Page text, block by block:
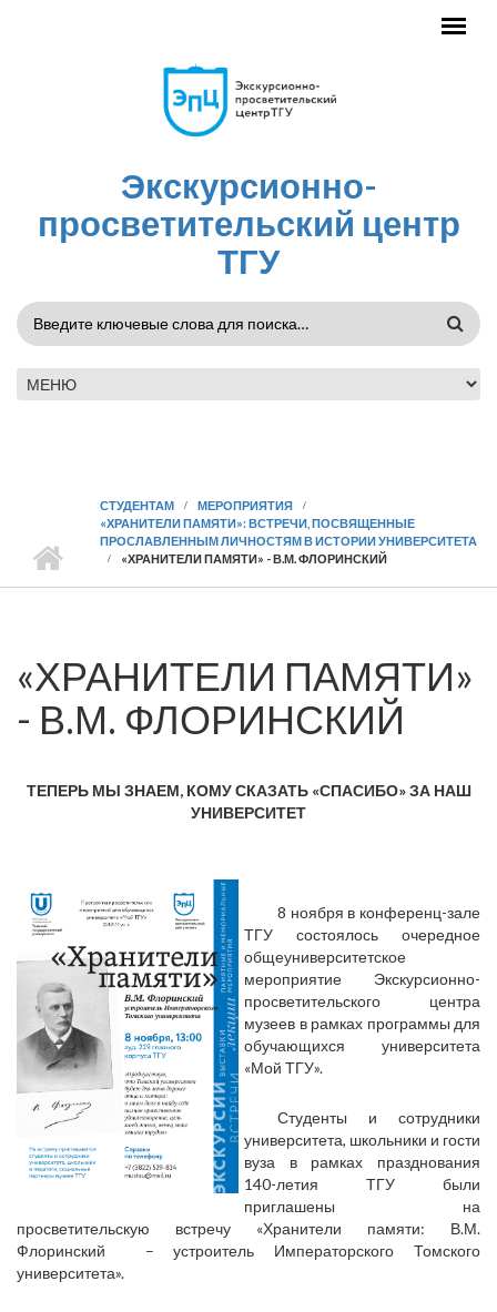
Экскурсионно-
просветительский центр
ТГУ
ФОРМА
ПОИСКА
СТУДЕНТАМ
МЕРОПРИЯТИЯ
«ХРАНИТЕЛИ ПАМЯТИ»: ВСТРЕЧИ, ПОСВЯЩЕННЫЕ
ПРОСЛАВЛЕННЫМ ЛИЧНОСТЯМ В ИСТОРИИ УНИВЕРСИТЕТА
«ХРАНИТЕЛИ ПАМЯТИ» - В.М. ФЛОРИНСКИЙ
«ХРАНИТЕЛИ ПАМЯТИ»
- В.М. ФЛОРИНСКИЙ
ТЕПЕРЬ МЫ ЗНАЕМ, КОМУ СКАЗАТЬ «СПАСИБО» ЗА НАШ
УНИВЕРСИТЕТ
8 ноября в конференц-зале
ТГУ состоялось очередное
общеуниверситетское
мероприятие Экскурсионно-
просветительского центра
музеев в рамках программы для
обучающихся университета
«Мой ТГУ».
Студенты и сотрудники
университета, школьники и гости
вуза в рамках празднования
140-летия ТГУ были
приглашены на
просветительскую встречу «Хранители памяти: В.М.
Флоринский – устроитель Императорского Томского
университета».